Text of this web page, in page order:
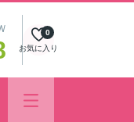
お気に入り
0